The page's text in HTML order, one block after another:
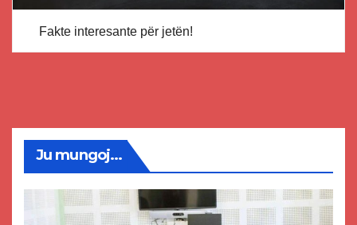
Fakte interesante për jetën!
Ju mungoj...